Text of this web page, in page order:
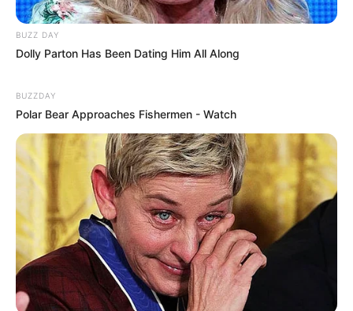
BUZZ DAY
Dolly Parton Has Been Dating Him All Along
BUZZDAY
Polar Bear Approaches Fishermen - Watch